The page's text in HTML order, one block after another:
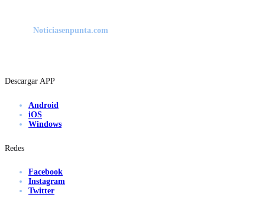
Noticiasenpunta.com
Descargar APP
Android
iOS
Windows
Redes
Facebook
Instagram
Twitter